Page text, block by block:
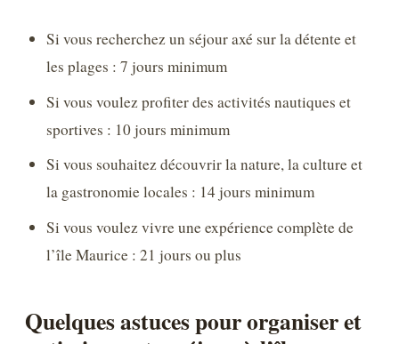
Si vous recherchez un séjour axé sur la détente et
les plages : 7 jours minimum
Si vous voulez profiter des activités nautiques et
sportives : 10 jours minimum
Si vous souhaitez découvrir la nature, la culture et
la gastronomie locales : 14 jours minimum
Si vous voulez vivre une expérience complète de
l’île Maurice : 21 jours ou plus
Quelques astuces pour organiser et